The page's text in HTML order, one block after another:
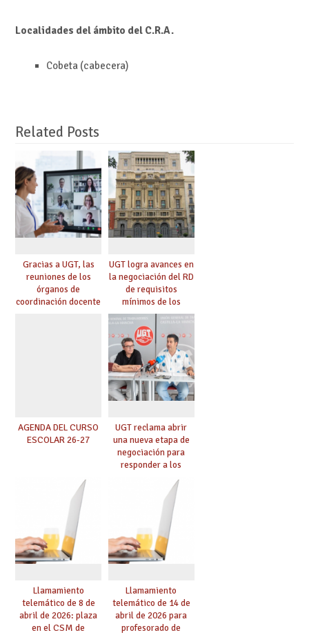
Localidades del ámbito del C.R.A.
Cobeta (cabecera)
Related Posts
Gracias a UGT, las
reuniones de los
órganos de
coordinación docente
UGT logra avances en
la negociación del RD
de requisitos
mínimos de los
centros educativos y
exige al Ministerio
que los compromisos
se materialicen con
la mayor agilidad
posible
AGENDA DEL CURSO
ESCOLAR 26-27
UGT reclama abrir
una nueva etapa de
negociación para
responder a los
nuevos desafíos de la
educación
Llamamiento
telemático de 8 de
abril de 2026: plaza
en el CSM de
Llamamiento
telemático de 14 de
abril de 2026 para
profesorado de